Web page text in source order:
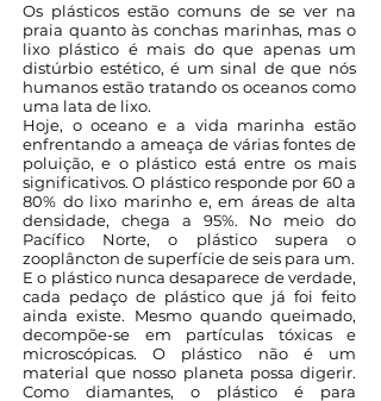
Os plásticos estão comuns de se ver na
praia quanto às conchas marinhas, mas o
lixo plástico é mais do que apenas um
distúrbio estético, é um sinal de que nós
humanos estão tratando os oceanos como
uma lata de lixo.
Hoje, o oceano e a vida marinha estão
enfrentando a ameaça de várias fontes de
poluição, e o plástico está entre os mais
significativos. O plástico responde por 60 a
80% do lixo marinho e, em áreas de alta
densidade, chega a 95%. No meio do
Pacífico Norte, o plástico supera o
zooplâncton de superfície de seis para um.
E o plástico nunca desaparece de verdade,
cada pedaço de plástico que já foi feito
ainda existe. Mesmo quando queimado,
decompõe-se em partículas tóxicas e
microscópicas. O plástico não é um
material que nosso planeta possa digerir.
Como diamantes, o plástico é para